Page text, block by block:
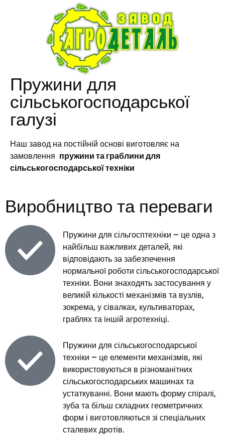
Пружини для
сільськогосподарської
галузі
Наш завод на постійній основі виготовляє на
замовлення пружини та граблини для
сільськогосподарської техніки
Виробництво та переваги
Пружини для сільгосптехніки – це одна з
найбільш важливих деталей, які
відповідають за забезпечення
нормальної роботи сільськогосподарської
техніки. Вони знаходять застосування у
великій кількості механізмів та вузлів,
зокрема, у сівалках, культиваторах,
граблях та іншій агротехніці.
Пружини для сільськогосподарської
техніки – це елементи механізмів, які
використовуються в різноманітних
сільськогосподарських машинах та
устаткуванні. Вони мають форму спіралі,
зуба та більш складних геометричних
форм і виготовляються зі спеціальних
сталевих дротів.